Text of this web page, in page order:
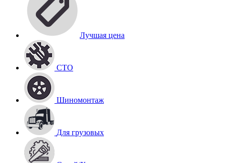
Лучшая цена
СТО
Шиномонтаж
Для грузовых